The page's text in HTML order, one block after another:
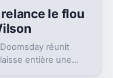
le flou
réunit
entière une